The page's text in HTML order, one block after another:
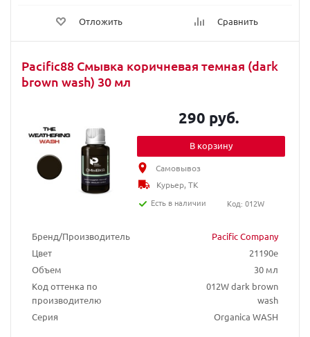
Отложить Сравнить
Pacific88 Смывка коричневая темная (dark
brown wash) 30 мл
Бренд/Производитель
Pacific Company
Цвет
21190e
Объем
30 мл
Код оттенка по
производителю
012W dark brown
wash
Серия
Organica WASH
290 руб.
В корзину
Самовывоз
Курьер, ТК
Есть в наличии
Код: 012W